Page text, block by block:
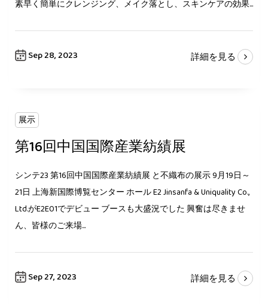
素早く簡単にクレンジング、メイク落とし、スキンケアの効果...
Sep 28, 2023 詳細を見る
展示
第16回中国国際産業紡績展
シンテ23 第16回中国国際産業紡績展 と不織布の展示 9月19日～
21日 上海新国際博覧センター ホール E2 Jinsanfa & Uniquality Co.,
Ltd.がE2E01でデビュー ブースも大盛況でした 興奮は尽きませ
ん、皆様のご来場...
Sep 27, 2023 詳細を見る